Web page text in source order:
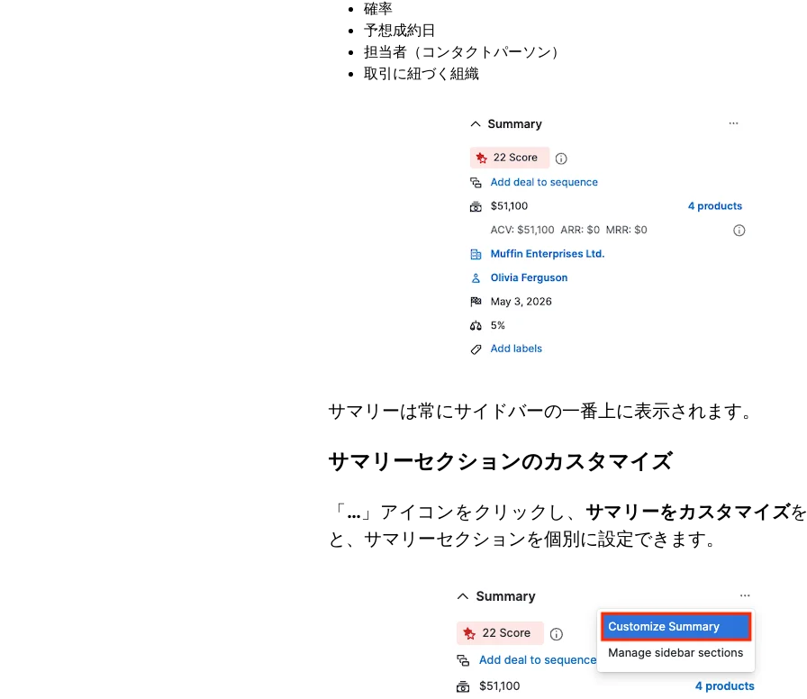
確率
予想成約日
担当者（コンタクトパーソン）
取引に紐づく組織
サマリーは常にサイドバーの一番上に表示されます。
サマリーセクションのカスタマイズ
「… 」アイコンをクリックし、 サマリーをカスタマイズ
と、サマリーセクションを個別に設定できます。